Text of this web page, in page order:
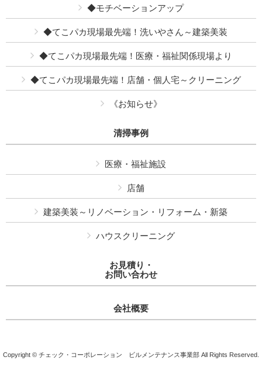
◆モチベーションアップ
◆てこパカ現場最先端！洗いやさん～建築美装
◆てこパカ現場最先端！医療・福祉関係現場より
◆てこパカ現場最先端！店舗・個人宅～クリーニング
《お知らせ》
清掃事例
医療・福祉施設
店舗
建築美装～リノベーション・リフォーム・新築
ハウスクリーニング
お見積り・
お問い合わせ
会社概要
Copyright © チェック・コーポレーション ビルメンテナンス事業部 All Rights Reserved.